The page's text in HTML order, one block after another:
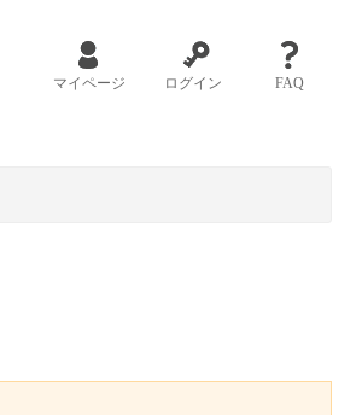
マイページ ログイン FAQ